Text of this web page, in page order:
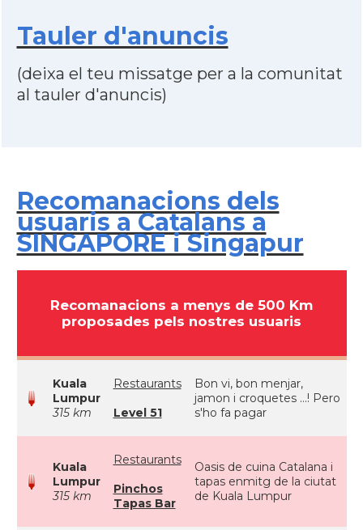
Tauler d'anuncis
(deixa el teu missatge per a la comunitat
al tauler d'anuncis)
Recomanacions dels
usuaris a Catalans a
SINGAPORE i Singapur
Recomanacions a menys de 500 Km
proposades pels nostres usuaris
Kuala
Lumpur
315 km
Restaurants
Level 51
Bon vi, bon menjar,
jamon i croquetes ...! Pero
s'ho fa pagar
Kuala
Lumpur
315 km
Restaurants
Pinchos
Tapas Bar
Oasis de cuina Catalana i
tapas enmitg de la ciutat
de Kuala Lumpur